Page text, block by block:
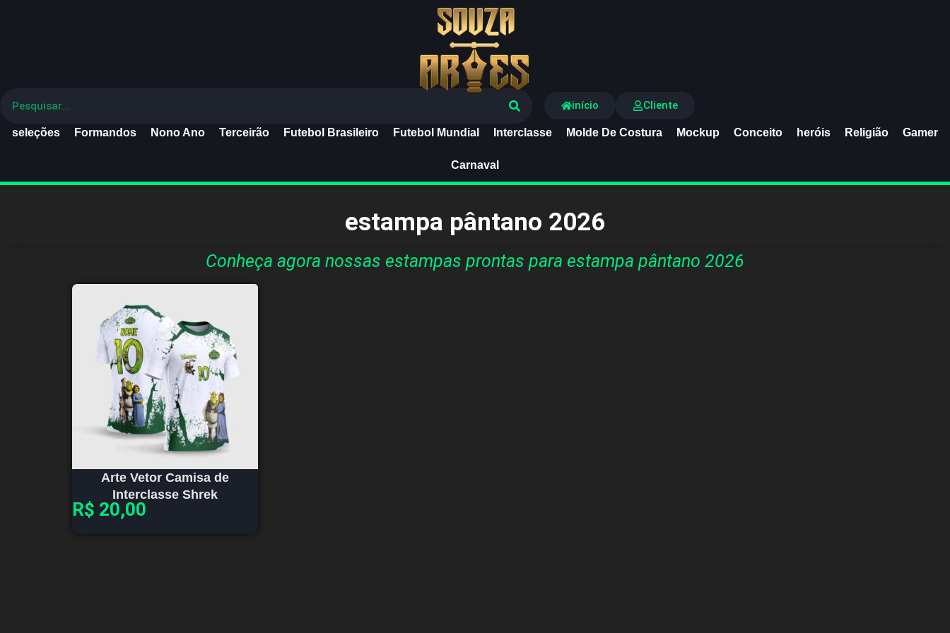
seleções Formandos Nono Ano Terceirão Futebol Brasileiro Futebol Mundial Interclasse Molde De Costura Mockup Conceito heróis Religião Gamer
Carnaval
início Cliente
estampa pântano 2026
Conheça agora nossas estampas prontas para estampa pântano 2026
Arte Vetor Camisa de
Interclasse Shrek
R$ 20,00